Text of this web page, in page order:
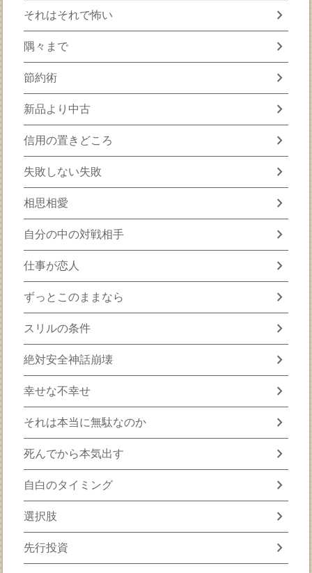
それはそれで怖い chevron_right
隅々まで chevron_right
節約術 chevron_right
新品より中古 chevron_right
信用の置きどころ chevron_right
失敗しない失敗 chevron_right
相思相愛 chevron_right
自分の中の対戦相手 chevron_right
仕事が恋人 chevron_right
ずっとこのままなら chevron_right
スリルの条件 chevron_right
絶対安全神話崩壊 chevron_right
幸せな不幸せ chevron_right
それは本当に無駄なのか chevron_right
死んでから本気出す chevron_right
自白のタイミング chevron_right
選択肢 chevron_right
先行投資 chevron_right